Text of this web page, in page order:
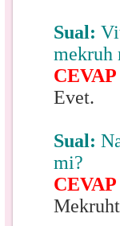
Sual:
mekruh
CEVAP
Evet.
Sual:
mi?
CEVAP